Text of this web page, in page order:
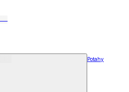
Potahy